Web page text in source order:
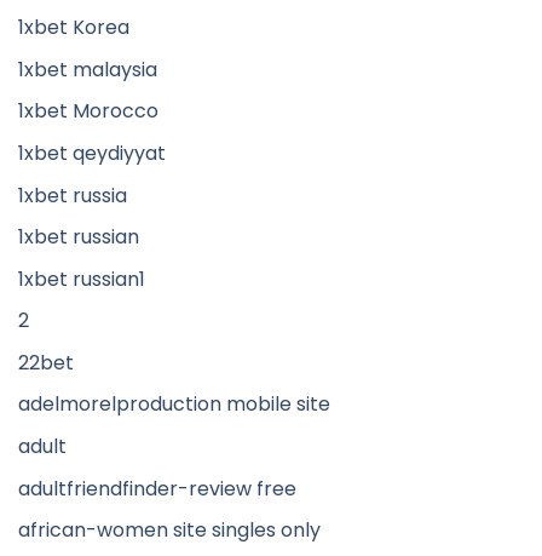
1xbet Korea
1xbet malaysia
1xbet Morocco
1xbet qeydiyyat
1xbet russia
1xbet russian
1xbet russian1
2
22bet
adelmorelproduction mobile site
adult
adultfriendfinder-review free
african-women site singles only